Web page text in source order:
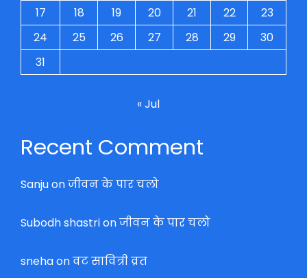
17
18 19 20 21 22
23
24
25 26 27 28 29
30
31
« Jul
Recent Comment
Sanjuonजीवन के पार चलो
Subodh shastrionजीवन के पार चलो
snehaonवट सावित्री व्रत